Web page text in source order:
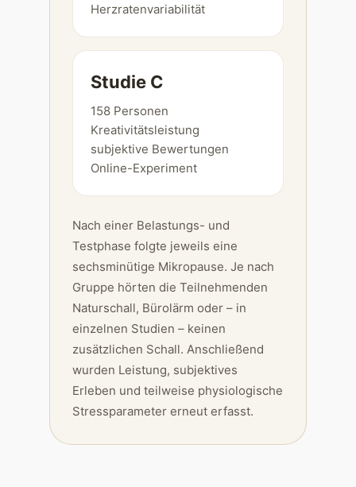
Herzratenvariabilität
Studie C
158 Personen
Kreativitätsleistung
subjektive Bewertungen
Online-Experiment
Nach einer Belastungs- und
Testphase folgte jeweils eine
sechsminütige Mikropause. Je nach
Gruppe hörten die Teilnehmenden
Naturschall, Bürolärm oder – in
einzelnen Studien – keinen
zusätzlichen Schall. Anschließend
wurden Leistung, subjektives
Erleben und teilweise physiologische
Stressparameter erneut erfasst.